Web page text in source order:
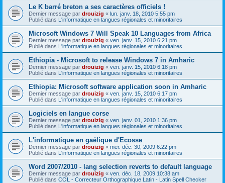
Le K barré breton a ses caractères officiels !
Dernier message par drouizig « lun. janv. 18, 2010 5:55 pm
Publié dans L'informatique en langues régionales et minoritaires
Microsoft Windows 7 Will Speak 10 Languages from Africa
Dernier message par drouizig « ven. janv. 15, 2010 6:21 pm
Publié dans L'informatique en langues régionales et minoritaires
Ethiopia - Microsoft to release Windows 7 in Amharic
Dernier message par drouizig « ven. janv. 15, 2010 6:18 pm
Publié dans L'informatique en langues régionales et minoritaires
Ethiopia: Microsoft software application soon in Amharic
Dernier message par drouizig « ven. janv. 15, 2010 6:17 pm
Publié dans L'informatique en langues régionales et minoritaires
Logiciels en langue corse
Dernier message par drouizig « ven. janv. 01, 2010 1:36 pm
Publié dans L'informatique en langues régionales et minoritaires
L'informatique en gaélique d'Ecosse
Dernier message par drouizig « mer. déc. 30, 2009 6:22 pm
Publié dans L'informatique en langues régionales et minoritaires
Word 2007/2010 - lang selection reverts to default language
Dernier message par drouizig « ven. déc. 18, 2009 10:38 am
Publié dans COL - Correcteur Orthographique Latin - Latin Spell Checker